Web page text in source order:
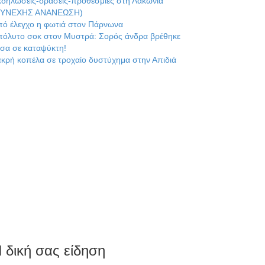
ΑΝΑΝΕΩΣΗ)
έλεγχο η φωτιά στον Πάρνωνα
σοκ στον Μυστρά: Σορός άνδρα βρέθηκε
σε καταψύκτη!
κοπέλα σε τροχαίο δυστύχημα στην Απιδιά
δική σας είδηση